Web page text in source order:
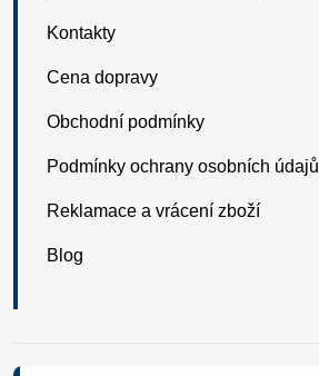
Kontakty
Cena dopravy
Obchodní podmínky
Podmínky ochrany osobních údajů
Reklamace a vrácení zboží
Blog